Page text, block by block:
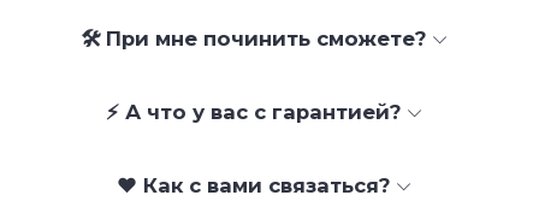
🛠 При мне починить сможете?
⚡ А что у вас с гарантией?
❤️ Как с вами связаться?